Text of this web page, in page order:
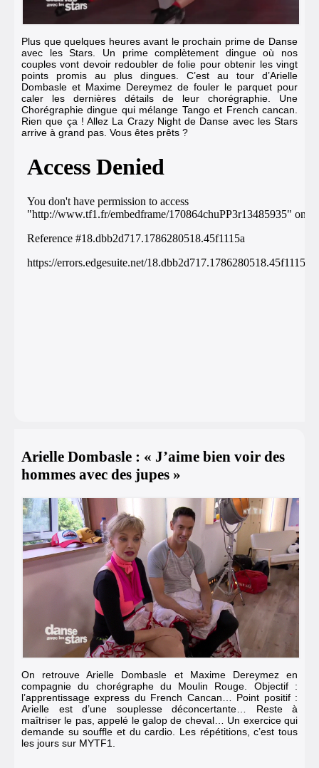
Plus que quelques heures avant le prochain prime de Danse
avec les Stars. Un prime complètement dingue où nos
couples vont devoir redoubler de folie pour obtenir les vingt
points promis au plus dingues. C’est au tour d’Arielle
Dombasle et Maxime Dereymez de fouler le parquet pour
caler les dernières détails de leur chorégraphie. Une
Chorégraphie dingue qui mélange Tango et French cancan.
Rien que ça ! Allez La Crazy Night de Danse avec les Stars
arrive à grand pas. Vous êtes prêts ?
Arielle Dombasle : « J’aime bien voir des
hommes avec des jupes »
On retrouve Arielle Dombasle et Maxime Dereymez en
compagnie du chorégraphe du Moulin Rouge. Objectif :
l’apprentissage express du French Cancan… Point positif :
Arielle est d’une souplesse déconcertante… Reste à
maîtriser le pas, appelé le galop de cheval… Un exercice qui
demande su souffle et du cardio. Les répétitions, c’est tous
les jours sur MYTF1